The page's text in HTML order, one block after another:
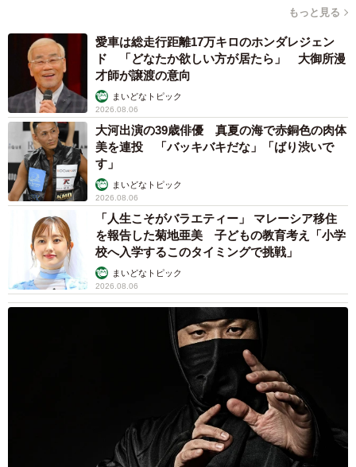
もっと見る
愛車は総走行距離17万キロのホンダレジェン
ド 「どなたか欲しい方が居たら」 大御所漫
才師が譲渡の意向
まいどなトピック
2026.08.06
大河出演の39歳俳優 真夏の海で赤銅色の肉体
美を連投 「バッキバキだな」「ばり渋いで
す」
まいどなトピック
2026.08.06
「人生こそがバラエティー」 マレーシア移住
を報告した菊地亜美 子どもの教育考え「小学
校へ入学するこのタイミングで挑戦」
まいどなトピック
2026.08.06